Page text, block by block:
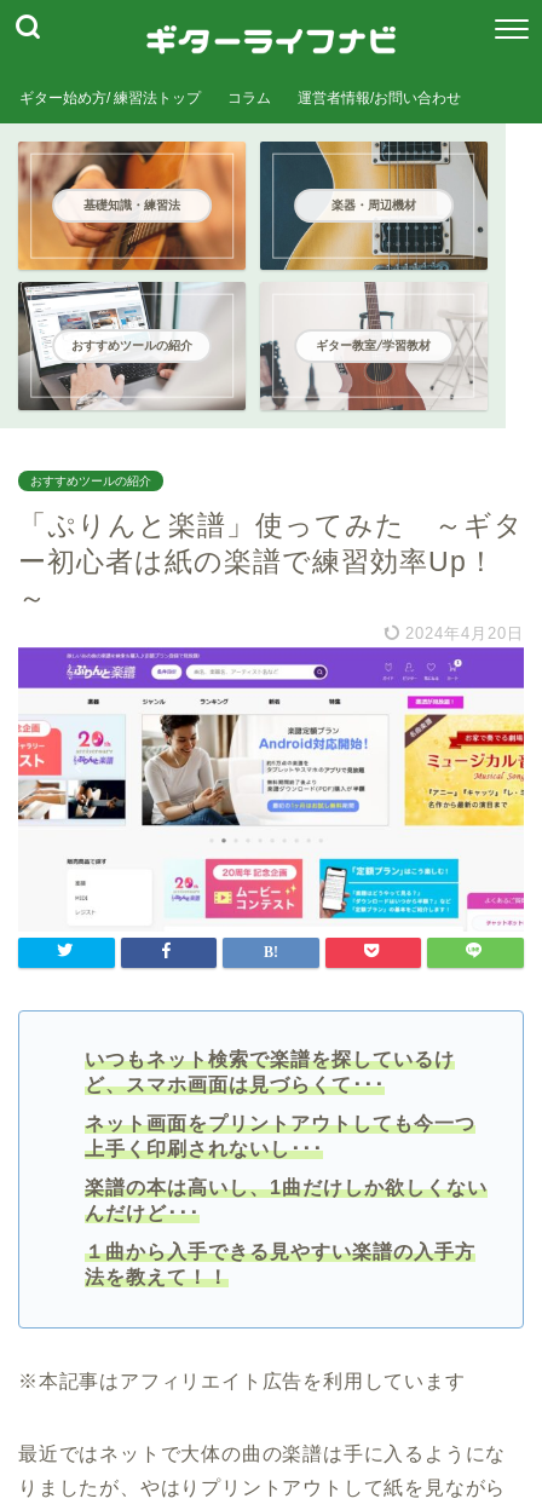
ギター始め方/ 練習法トップ コラム 運営者情報/お問い合わせ
基礎知識・練習法 楽器・周辺機材
おすすめツールの紹介 ギター教室/学習教材
おすすめツールの紹介
「ぷりんと楽譜」使ってみた ～ギタ
ー初心者は紙の楽譜で練習効率Up！
～
2024年4月20日
いつもネット検索で楽譜を探しているけ
ど、スマホ画面は見づらくて･･･
ネット画面をプリントアウトしても今一つ
上手く印刷されないし･･･
楽譜の本は高いし、1曲だけしか欲しくない
んだけど･･･
１曲から入手できる見やすい楽譜の入手方
法を教えて！！
※本記事はアフィリエイト広告を利用しています
最近ではネットで大体の曲の楽譜は手に入るようにな
りましたが、やはりプリントアウトして紙を見ながら